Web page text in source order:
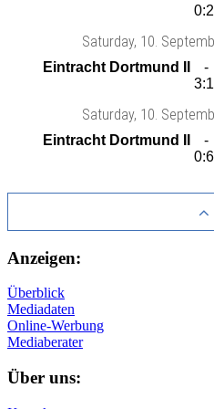
0:2
Saturday, 10.
Eintracht Dortmund II
3:1
Saturday, 10.
Eintracht Dortmund II
0:6
Anzeigen:
Überblick
Mediadaten
Online-Werbung
Mediaberater
Über uns: